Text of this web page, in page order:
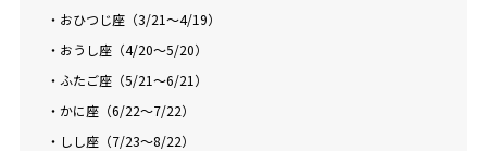
・おひつじ座（3/21～4/19）
・おうし座（4/20～5/20）
・ふたご座（5/21～6/21）
・かに座（6/22～7/22）
・しし座（7/23～8/22）